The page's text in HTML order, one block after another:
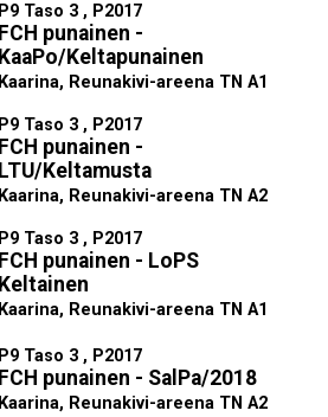
P9 Taso 3 , P2017
FCH punainen -
KaaPo/Keltapunainen
Kaarina, Reunakivi-areena TN A1
P9 Taso 3 , P2017
FCH punainen -
LTU/Keltamusta
Kaarina, Reunakivi-areena TN A2
P9 Taso 3 , P2017
FCH punainen - LoPS
Keltainen
Kaarina, Reunakivi-areena TN A1
P9 Taso 3 , P2017
FCH punainen - SalPa/2018
Kaarina, Reunakivi-areena TN A2